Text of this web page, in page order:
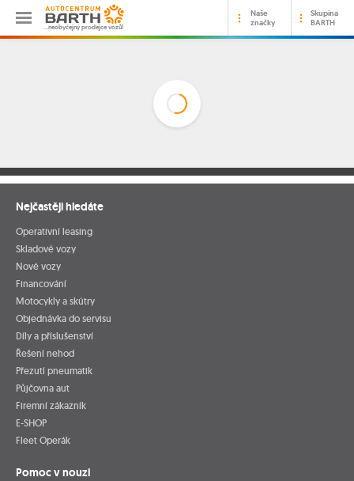
…neobyčejný prodejce vozů!
Naše
značky
Skupina
BARTH
Nejčastěji hledáte
Operativní leasing
Skladové vozy
Nové vozy
Financování
Motocykly a skútry
Objednávka do servisu
Díly a příslušenství
Řešení nehod
Přezutí pneumatik
Půjčovna aut
Firemní zákazník
E-SHOP
Fleet Operák
Pomoc v nouzi